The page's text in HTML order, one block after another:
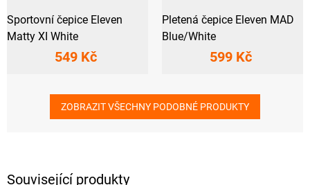
Související produkty
Sportovní čepice Eleven
Matty XI White
549 Kč
Pletená čepice Eleven MAD
Blue/White
599 Kč
ZOBRAZIT VŠECHNY PODOBNÉ PRODUKTY